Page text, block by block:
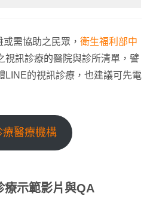
需協助之民眾， 衛生福利部中
視訊診療的醫院與診所清單，譬
LINE的視訊診療，也建議可先電
醫療機構
療示範影片與QA